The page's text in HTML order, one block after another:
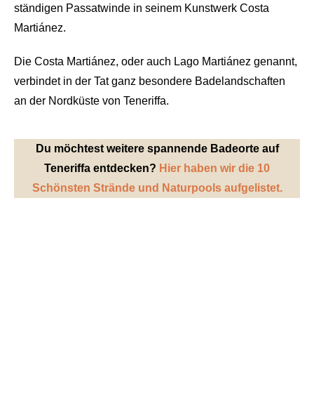
ständigen Passatwinde in seinem Kunstwerk Costa
Martiánez.
Die Costa Martiánez, oder auch Lago Martiánez genannt,
verbindet in der Tat ganz besondere Badelandschaften
an der Nordküste von Teneriffa.
Du möchtest weitere spannende Badeorte auf
Teneriffa entdecken? Hier haben wir die 10
Schönsten Strände und Naturpools aufgelistet.